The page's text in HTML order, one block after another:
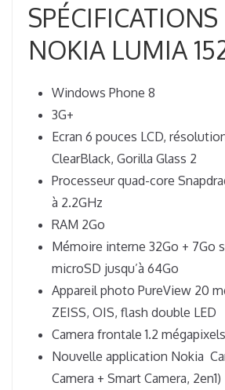
NOKIA LUMIA
Windows Phone 8
3G+
Ecran 6 pouces LCD,
ClearBlack, Gorilla Glass 2
Processeur quad-core
à 2.2GHz
RAM 2Go
Mémoire interne 32Go + 7Go
microSD jusqu’à 64Go
Appareil photo PureView 20
ZEISS, OIS, flash double LED
Camera frontale 1.2
Nouvelle application Nokia
Camera + Smart Camera, 2en1)